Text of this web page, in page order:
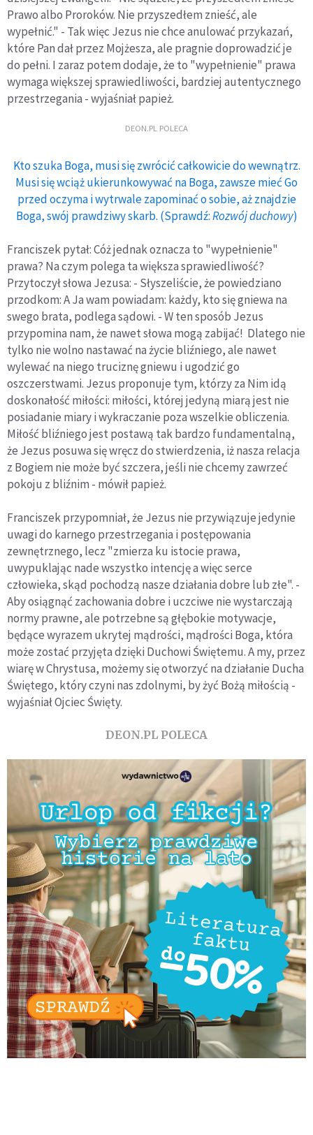
Prawo albo Proroków. Nie przyszedłem znieść, ale
wypełnić." - Tak więc Jezus nie chce anulować przykazań,
które Pan dał przez Mojżesza, ale pragnie doprowadzić je
do pełni. I zaraz potem dodaje, że to "wypełnienie" prawa
wymaga większej sprawiedliwości, bardziej autentycznego
przestrzegania - wyjaśniał papież.
DEON.PL POLECA
Kto szuka Boga, musi się zwrócić całkowicie do wewnątrz.
Musi się wciąż ukierunkowywać na Boga, zawsze mieć Go
przed oczyma i wytrwale zapominać o sobie, aż znajdzie
Boga, swój prawdziwy skarb. (Sprawdź:Rozwój duchowy)
Franciszek pytał: Cóż jednak oznacza to "wypełnienie"
prawa? Na czym polega ta większa sprawiedliwość?
Przytoczył słowa Jezusa: - Słyszeliście, że powiedziano
przodkom: A Ja wam powiadam: każdy, kto się gniewa na
swego brata, podlega sądowi. - W ten sposób Jezus
przypomina nam, że nawet słowa mogą zabijać! Dlatego nie
tylko nie wolno nastawać na życie bliźniego, ale nawet
wylewać na niego truciznę gniewu i ugodzić go
oszczerstwami. Jezus proponuje tym, którzy za Nim idą
doskonałość miłości: miłości, której jedyną miarą jest nie
posiadanie miary i wykraczanie poza wszelkie obliczenia.
Miłość bliźniego jest postawą tak bardzo fundamentalną,
że Jezus posuwa się wręcz do stwierdzenia, iż nasza relacja
z Bogiem nie może być szczera, jeśli nie chcemy zawrzeć
pokoju z bliźnim - mówił papież.
Franciszek przypomniał, że Jezus nie przywiązuje jedynie
uwagi do karnego przestrzegania i postępowania
zewnętrznego, lecz "zmierza ku istocie prawa,
uwypuklając nade wszystko intencję a więc serce
człowieka, skąd pochodzą nasze działania dobre lub złe". -
Aby osiągnąć zachowania dobre i uczciwe nie wystarczają
normy prawne, ale potrzebne są głębokie motywacje,
będące wyrazem ukrytej mądrości, mądrości Boga, która
może zostać przyjęta dzięki Duchowi Świętemu. A my, przez
wiarę w Chrystusa, możemy się otworzyć na działanie Ducha
Świętego, który czyni nas zdolnymi, by żyć Bożą miłością -
wyjaśniał Ojciec Święty.
DEON.PL POLECA